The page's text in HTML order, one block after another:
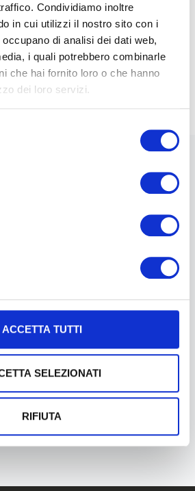
Condividiamo inoltre
in cui utilizzi il nostro sito con i
di analisi dei dati web,
i quali potrebbero combinarle
che hai fornito loro o che hanno
dei loro servizi.
ACCETTA TUTTI
SELEZIONATI
RIFIUTA
in collaborazione con
coprire le cosiddette “aree
con la regione Lazio che
di 40 milioni di euro.
La Fibra Ultraveloce Nelle
2016: Firmato Il Contratto
Di Euro